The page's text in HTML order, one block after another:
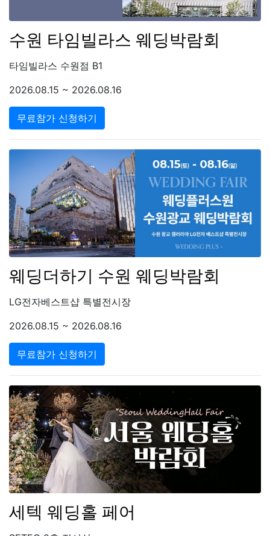
수원 타임빌라스 웨딩박람회
타임빌라스 수원점 B1
2026.08.15 ~ 2026.08.16
무료참가 신청하기
웨딩더하기 수원 웨딩박람회
LG전자베스트샵 특별전시장
2026.08.15 ~ 2026.08.16
무료참가 신청하기
세텍 웨딩홀 페어